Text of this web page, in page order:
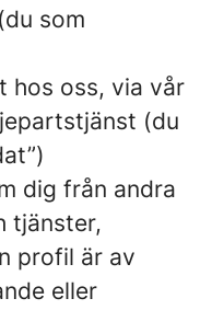
som
hos oss, via vår
(du
dig från andra
tjänster,
profil är av
eller